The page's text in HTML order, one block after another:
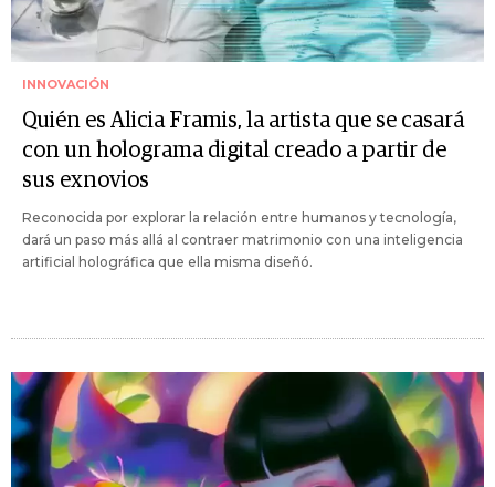
INNOVACIÓN
Quién es Alicia Framis, la artista que se casará
con un holograma digital creado a partir de
sus exnovios
Reconocida por explorar la relación entre humanos y tecnología,
dará un paso más allá al contraer matrimonio con una inteligencia
artificial holográfica que ella misma diseñó.